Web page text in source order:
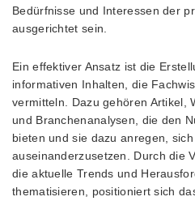
Bedürfnisse und Interessen der
ausgerichtet sein.
Ein effektiver Ansatz ist die
informativen Inhalten, die
vermitteln. Dazu gehören Artikel,
und Branchenanalysen, die den
bieten und sie dazu anregen,
auseinanderzusetzen. Durch die
die aktuelle Trends und
thematisieren, positioniert sich